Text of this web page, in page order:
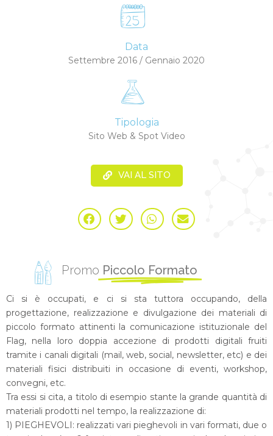
Data
Settembre 2016 / Gennaio 2020
Tipologia
Sito Web & Spot Video
VAI AL SITO
Promo Piccolo Formato
Ci si è occupati, e ci si sta tuttora occupando, della
progettazione, realizzazione e divulgazione dei materiali di
piccolo formato attinenti la comunicazione istituzionale del
Flag, nella loro doppia accezione di prodotti digitali fruiti
tramite i canali digitali (mail, web, social, newsletter, etc) e dei
materiali fisici distribuiti in occasione di eventi, workshop,
convegni, etc.
Tra essi si cita, a titolo di esempio stante la grande quantità di
materiali prodotti nel tempo, la realizzazione di:
1) PIEGHEVOLI: realizzati vari pieghevoli in vari formati, due o